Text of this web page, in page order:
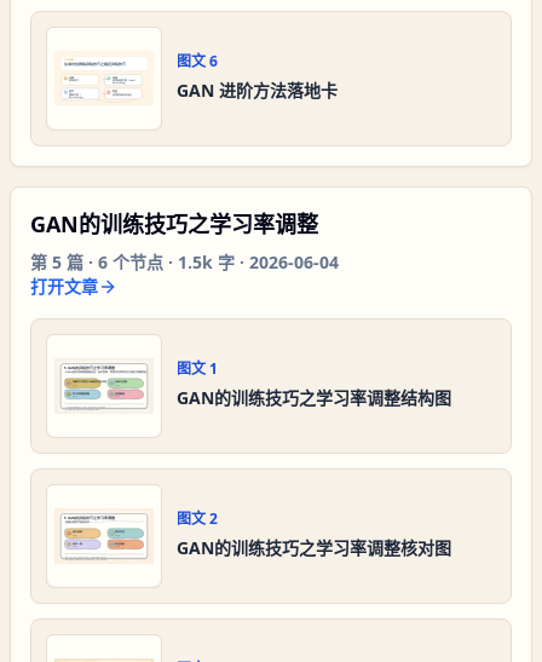
图文6
GAN 进阶方法落地卡
GAN的训练技巧之学习率调整
第 5 篇 · 6 个节点 · 1.5k 字 · 2026-06-04
打开文章
图文 1
GAN的训练技巧之学习率调整结构图
图文2
GAN的训练技巧之学习率调整核对图